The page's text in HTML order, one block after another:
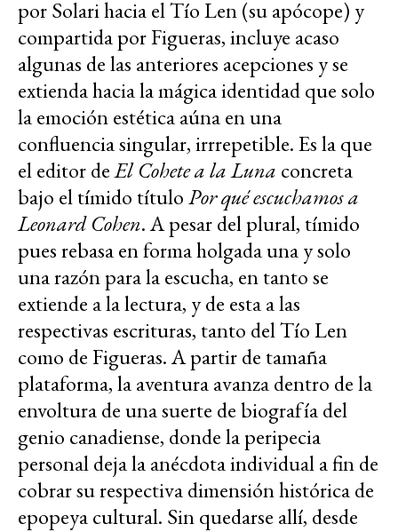
por Solari hacia el Tío Len (su apócope) y
compartida por Figueras, incluye acaso
algunas de las anteriores acepciones y se
extienda hacia la mágica identidad que solo
la emoción estética aúna en una
confluencia singular, irrrepetible. Es la que
el editor deEl Cohete a la Luna concreta
bajo el tímido títuloPor qué escuchamos a
Leonard Cohen. A pesar del plural, tímido
pues rebasa en forma holgada una y solo
una razón para la escucha, en tanto se
extiende a la lectura, y de esta a las
respectivas escrituras, tanto del Tío Len
como de Figueras. A partir de tamaña
plataforma, la aventura avanza dentro de la
envoltura de una suerte de biografía del
genio canadiense, donde la peripecia
personal deja la anécdota individual a fin de
cobrar su respectiva dimensión histórica de
epopeya cultural. Sin quedarse allí, desde